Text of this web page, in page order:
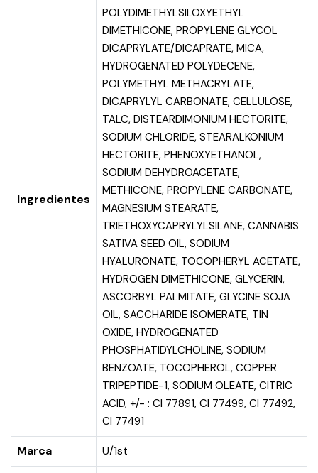
Ingredientes
POLYDIMETHYLSILOXYETHYL
DIMETHICONE, PROPYLENE GLYCOL
DICAPRYLATE/DICAPRATE, MICA,
HYDROGENATED POLYDECENE,
POLYMETHYL METHACRYLATE,
DICAPRYLYL CARBONATE, CELLULOSE,
TALC, DISTEARDIMONIUM HECTORITE,
SODIUM CHLORIDE, STEARALKONIUM
HECTORITE, PHENOXYETHANOL,
SODIUM DEHYDROACETATE,
METHICONE, PROPYLENE CARBONATE,
MAGNESIUM STEARATE,
TRIETHOXYCAPRYLYLSILANE, CANNABIS
SATIVA SEED OIL, SODIUM
HYALURONATE, TOCOPHERYL ACETATE,
HYDROGEN DIMETHICONE, GLYCERIN,
ASCORBYL PALMITATE, GLYCINE SOJA
OIL, SACCHARIDE ISOMERATE, TIN
OXIDE, HYDROGENATED
PHOSPHATIDYLCHOLINE, SODIUM
BENZOATE, TOCOPHEROL, COPPER
TRIPEPTIDE-1, SODIUM OLEATE, CITRIC
ACID, +/- : CI 77891, CI 77499, CI 77492,
CI 77491
Marca U/1st